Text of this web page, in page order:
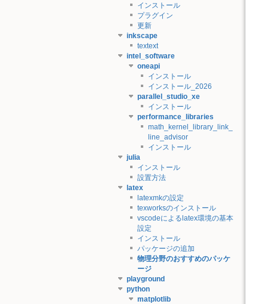
インストール
プラグイン
更新
inkscape
textext
intel_software
oneapi
インストール
インストール_2026
parallel_studio_xe
インストール
performance_libraries
math_kernel_library_link_
line_advisor
インストール
julia
インストール
設置方法
latex
latexmkの設定
texworksのインストール
vscodeによるlatex環境の基本
設定
インストール
パッケージの追加
物理分野のおすすめのパッケ
ージ
playground
python
matplotlib